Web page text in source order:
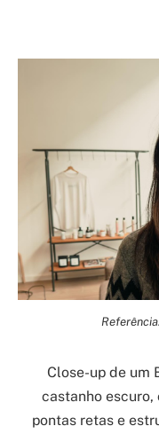
Close-up de um
castanho
pontas retas e